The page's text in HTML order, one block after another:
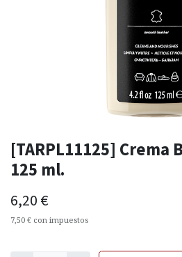
[TARPL11125] Crema
125 ml.
6,20 €
7,50 € con impuestos